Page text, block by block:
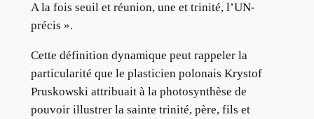
A la fois seuil et réunion, une et trinité, l’UN-
précis ».
Cette définition dynamique peut rappeler la
particularité que le plasticien polonais Krystof
Pruskowski attribuait à la photosynthèse de
pouvoir illustrer la sainte trinité, père, fils et